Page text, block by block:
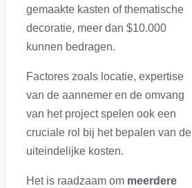
gemaakte kasten of thematische
decoratie, meer dan $10.000
kunnen bedragen.
Factores zoals locatie, expertise
van de aannemer en de omvang
van het project spelen ook een
cruciale rol bij het bepalen van de
uiteindelijke kosten.
Het is raadzaam om meerdere